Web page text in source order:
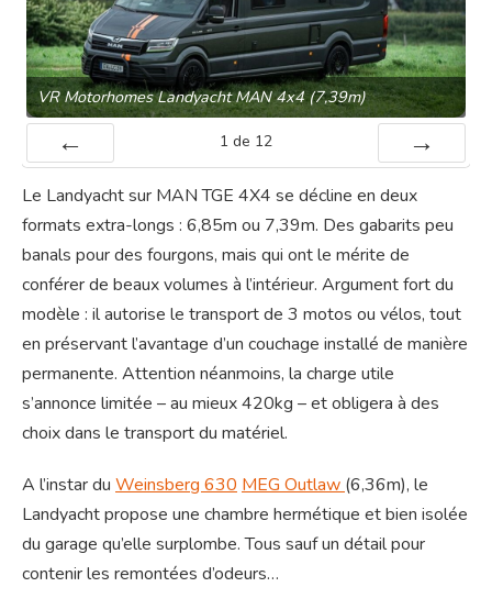
VR Motorhomes Landyacht MAN 4x4 (7,39m)
1 de 12
Le Landyacht sur MAN TGE 4X4 se décline en deux
formats extra-longs : 6,85m ou 7,39m. Des gabarits peu
banals pour des fourgons, mais qui ont le mérite de
conférer de beaux volumes à l’intérieur. Argument fort du
modèle : il autorise le transport de 3 motos ou vélos, tout
en préservant l’avantage d’un couchage installé de manière
permanente. Attention néanmoins, la charge utile
s’annonce limitée – au mieux 420kg – et obligera à des
choix dans le transport du matériel.
A l’instar du Weinsberg 630 MEG Outlaw (6,36m), le
Landyacht propose une chambre hermétique et bien isolée
du garage qu’elle surplombe. Tous sauf un détail pour
contenir les remontées d’odeurs…